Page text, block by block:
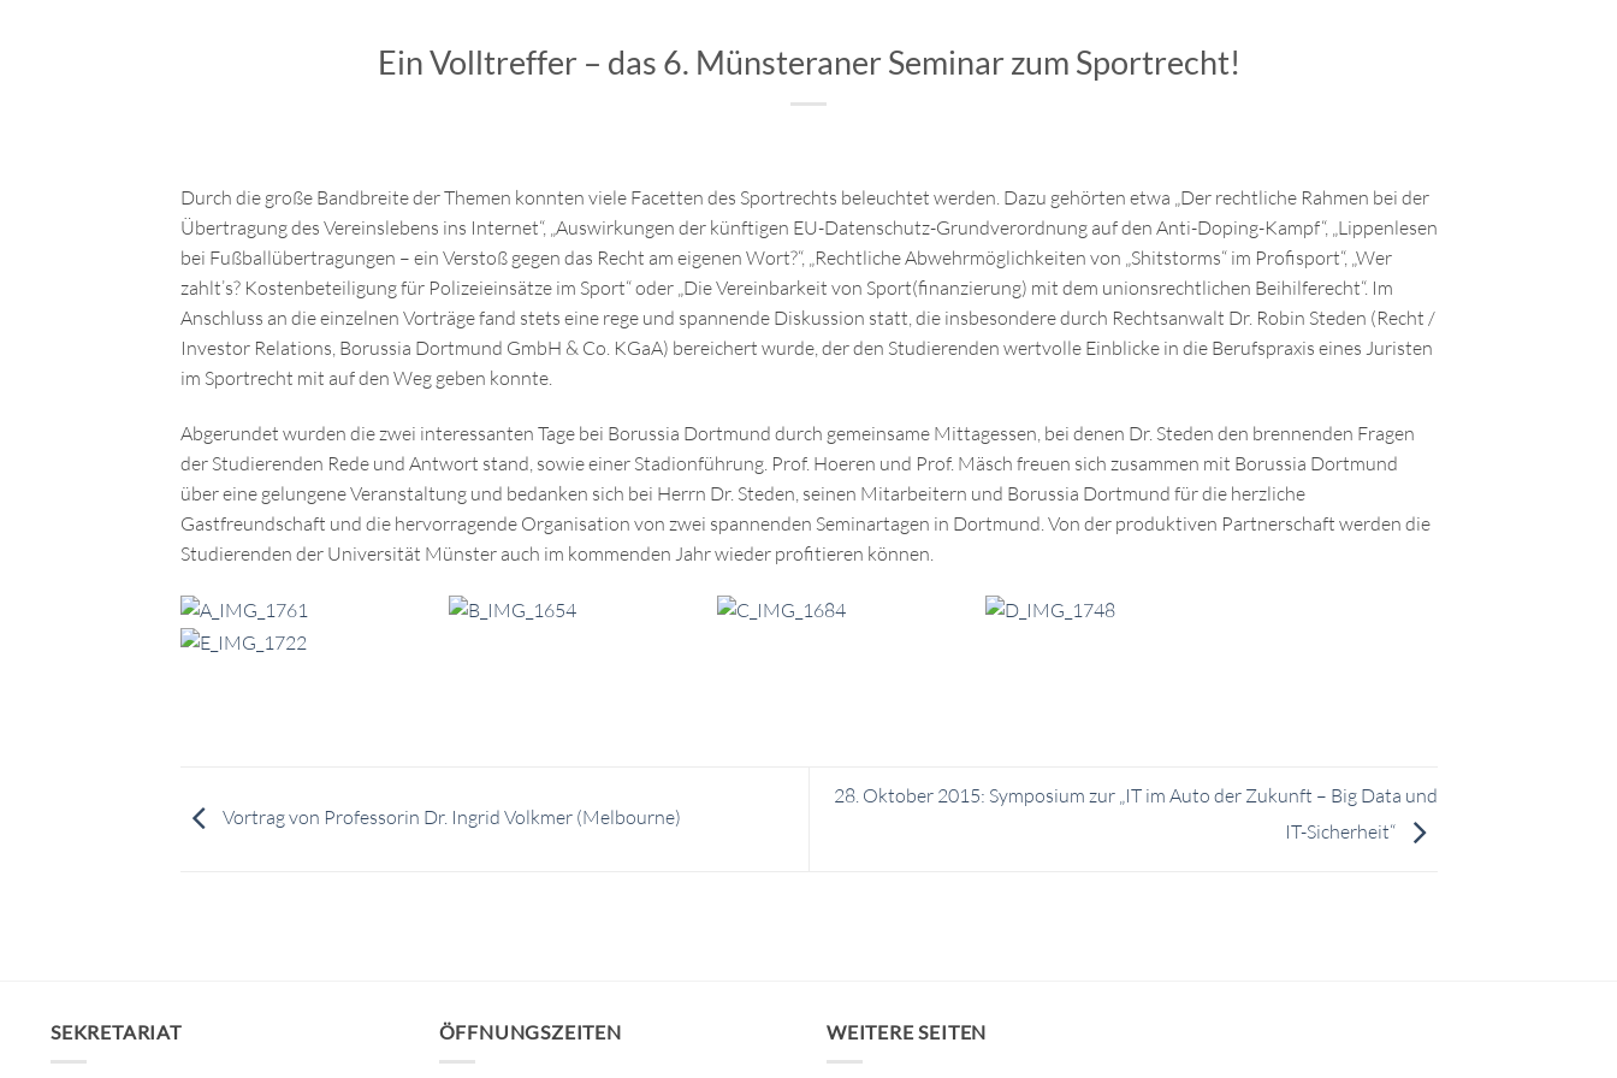
Ein Volltreffer – das 6. Münsteraner Seminar zum Sportrecht!
Durch die große Bandbreite der Themen konnten viele Facetten des Sportrechts beleuchtet werden. Dazu gehörten etwa „Der rechtliche Rahmen bei der
Übertragung des Vereinslebens ins Internet“, „Auswirkungen der künftigen EU-Datenschutz-Grundverordnung auf den Anti-Doping-Kampf“, „Lippenlesen
bei Fußballübertragungen – ein Verstoß gegen das Recht am eigenen Wort?“, „Rechtliche Abwehrmöglichkeiten von „Shitstorms“ im Profisport“, „Wer
zahlt’s? Kostenbeteiligung für Polizeieinsätze im Sport“ oder „Die Vereinbarkeit von Sport(finanzierung) mit dem unionsrechtlichen Beihilferecht“. Im
Anschluss an die einzelnen Vorträge fand stets eine rege und spannende Diskussion statt, die insbesondere durch Rechtsanwalt Dr. Robin Steden (Recht /
Investor Relations, Borussia Dortmund GmbH & Co. KGaA) bereichert wurde, der den Studierenden wertvolle Einblicke in die Berufspraxis eines Juristen
im Sportrecht mit auf den Weg geben konnte.
Abgerundet wurden die zwei interessanten Tage bei Borussia Dortmund durch gemeinsame Mittagessen, bei denen Dr. Steden den brennenden Fragen
der Studierenden Rede und Antwort stand, sowie einer Stadionführung. Prof. Hoeren und Prof. Mäsch freuen sich zusammen mit Borussia Dortmund
über eine gelungene Veranstaltung und bedanken sich bei Herrn Dr. Steden, seinen Mitarbeitern und Borussia Dortmund für die herzliche
Gastfreundschaft und die hervorragende Organisation von zwei spannenden Seminartagen in Dortmund. Von der produktiven Partnerschaft werden die
Studierenden der Universität Münster auch im kommenden Jahr wieder profitieren können.
Vortrag von Professorin Dr. Ingrid Volkmer (Melbourne)
28. Oktober 2015: Symposium zur „IT im Auto der Zukunft – Big Data und
IT-Sicherheit“
SEKRETARIAT ÖFFNUNGSZEITEN WEITERE SEITEN